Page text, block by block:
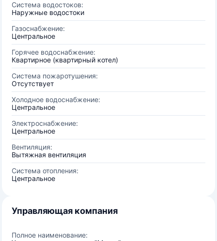
Система водостоков:
Наружные водостоки
Газоснабжение:
Центральное
Горячее водоснабжение:
Квартирное (квартирный котел)
Система пожаротушения:
Отсутствует
Холодное водоснабжение:
Центральное
Электроснабжение:
Центральное
Вентиляция:
Вытяжная вентиляция
Система отопления:
Центральное
Управляющая компания
Полное наименование: